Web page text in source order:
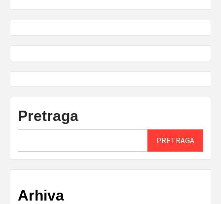
Pretraga
PRETRAGA
Arhiva